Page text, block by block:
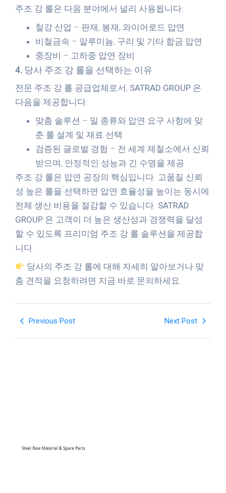
주조 강 롤은 다음 분야에서 널리 사용됩니다:
철강 산업 – 판재, 봉재, 와이어로드 압연
비철금속 – 알루미늄, 구리 및 기타 합금 압연
중장비 – 고하중 압연 장비
4. 당사 주조 강 롤을 선택하는 이유
전문 주조 강 롤 공급업체로서, SATRAD GROUP 은
다음을 제공합니다:
맞춤 솔루션 – 밀 종류와 압연 요구 사항에 맞
춘 롤 설계 및 재료 선택
검증된 글로벌 경험 – 전 세계 제철소에서 신뢰
받으며, 안정적인 성능과 긴 수명을 제공
주조 강 롤은 압연 공장의 핵심입니다. 고품질 신뢰
성 높은 롤을 선택하면 압연 효율성을 높이는 동시에
전체 생산 비용을 절감할 수 있습니다. SATRAD
GROUP 은 고객이 더 높은 생산성과 경쟁력을 달성
할 수 있도록 프리미엄 주조 강 롤 솔루션을 제공합
니다.
당사의 주조 강 롤에 대해 자세히 알아보거나 맞
춤 견적을 요청하려면 지금 바로 문의하세요.
Previous Post Next Post